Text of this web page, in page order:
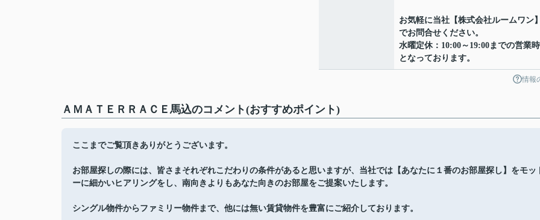
お気軽に当社【株式会社ルームワン
でお問合せください。
水曜定休：10:00～19:00までの営業
となっております。
情報
ＡＭＡＴＥＲＲＡＣＥ馬込のコメント(おすすめポイント)
ここまでご覧頂きありがとうございます。
お部屋探しの際には、皆さまそれぞれこだわりの条件があると思いますが、当社では【あなたに１番のお部屋探し】をモッ
ーに細かいヒアリングをし、南向きよりもあなた向きのお部屋をご提案いたします。
シングル物件からファミリー物件まで、他には無い賃貸物件を豊富にご紹介しております。